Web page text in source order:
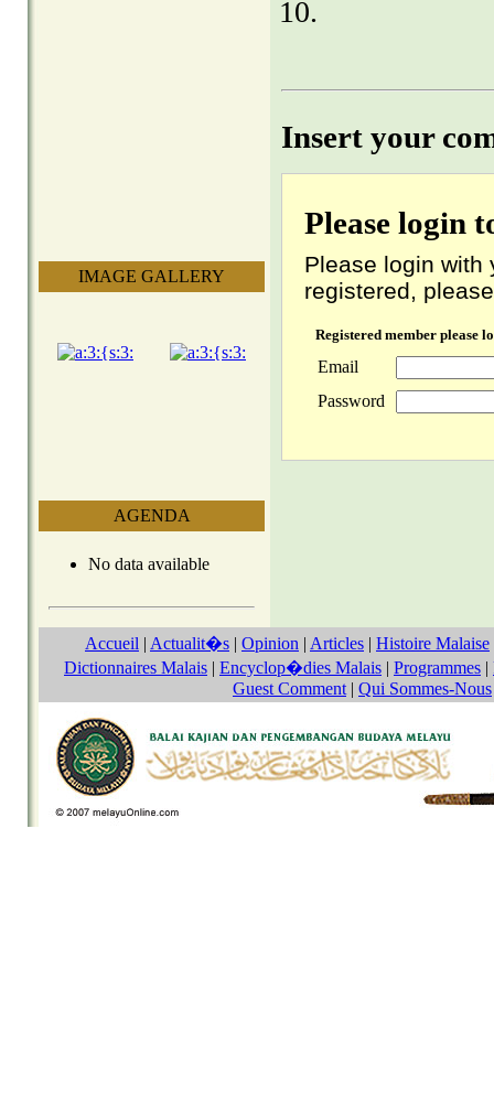
IMAGE GALLERY
AGENDA
No data available
Insert your
Please login
Please login with
registered,
Registered member please
Email
Password
Accueil | Actualit�s | Opinion | Articles | Histoire Malaise
Dictionnaires Malais | Encyclop�dies Malais | Programmes |
Guest Comment | Qui Sommes-Nous